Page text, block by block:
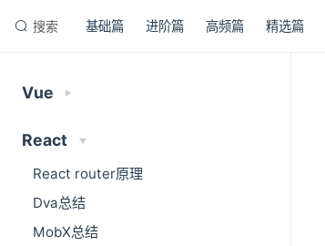
搜索 基础篇 进阶篇 高频篇 精选篇
Vue
React
React router原理
Dva总结
MobX总结